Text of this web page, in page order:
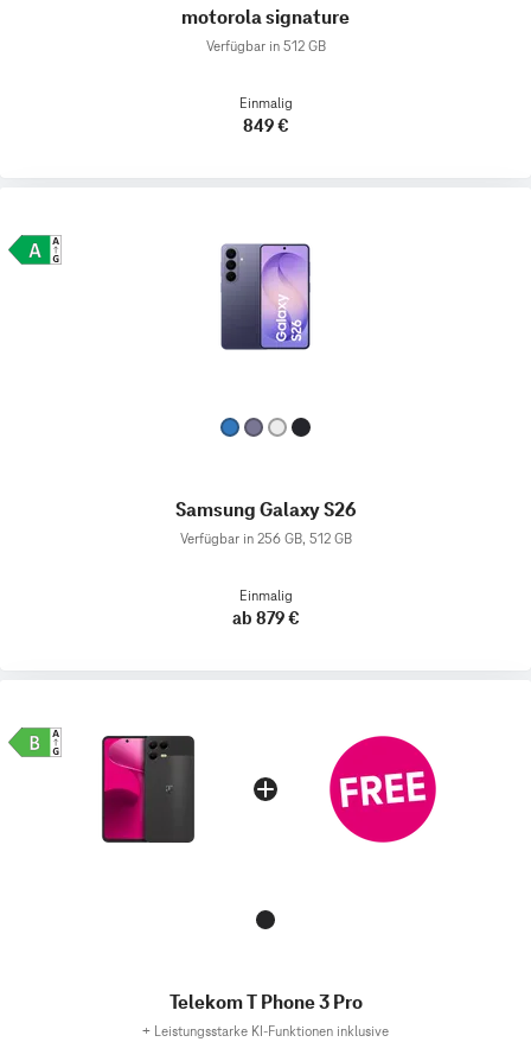
motorola signature
Verfügbar in 512 GB
Einmalig
849 €
Samsung Galaxy S26
Verfügbar in 256 GB, 512 GB
Einmalig
ab 879 €
Telekom T Phone 3 Pro
+ Leistungsstarke KI-Funktionen inklusive